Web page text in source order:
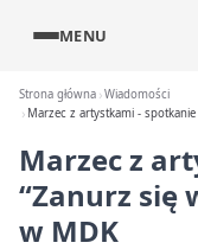
MENU
Strona główna Wiadomości
Marzec z artystkami -
Marzec z
“Zanurz się
w MDK